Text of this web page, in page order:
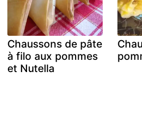
Chaussons de pâte
à filo aux pommes
et Nutella